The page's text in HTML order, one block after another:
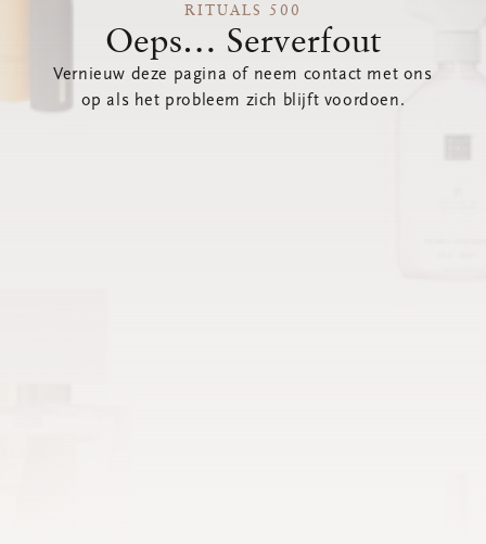
RITUALS 500
Oeps… Serverfout
Vernieuw deze pagina of neem contact met ons
op als het probleem zich blijft voordoen.